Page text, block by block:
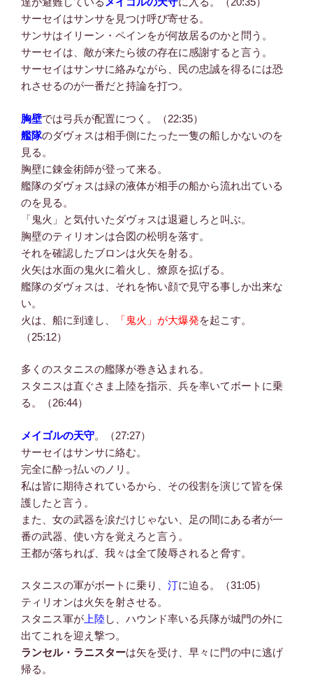
サーセイはサンサを見つけ呼び寄せる。
サンサはイリーン・ペインをが何故居るのかと問う。
サーセイは、敵が来たら彼の存在に感謝すると言う。
サーセイはサンサに絡みながら、民の忠誠を得るには恐
れさせるのが一番だと持論を打つ。
胸壁では弓兵が配置につく。（22:35）
艦隊のダヴォスは相手側にたった一隻の船しかないのを
見る。
胸壁に錬金術師が登って来る。
艦隊のダヴォスは緑の液体が相手の船から流れ出ている
のを見る。
「鬼火」と気付いたダヴォスは退避しろと叫ぶ。
胸壁のティリオンは合図の松明を落す。
それを確認したブロンは火矢を射る。
火矢は水面の鬼火に着火し、燎原を拡げる。
艦隊のダヴォスは、それを怖い顔で見守る事しか出来な
い。
火は、船に到達し、
「鬼火」が大爆発を起こす。
（25:12）
多くのスタニスの艦隊が巻き込まれる。
スタニスは直ぐさま上陸を指示、兵を率いてボートに乗
る。（26:44）
メイゴルの天守。（27:27）
サーセイはサンサに絡む。
完全に酔っ払いのノリ。
私は皆に期待されているから、その役割を演じて皆を保
護したと言う。
また、女の武器を涙だけじゃない、足の間にある者が一
番の武器、使い方を覚えろと言う。
王都が落ちれば、我々は全て陵辱されると脅す。
スタニスの軍がボートに乗り、 汀に迫る。（31:05）
ティリオンは火矢を射させる。
スタニス軍が 上陸し、ハウンド率いる兵隊が城門の外に
出てこれを迎え撃つ。
ランセル・ラニスターは矢を受け、早々に門の中に逃げ
帰る。